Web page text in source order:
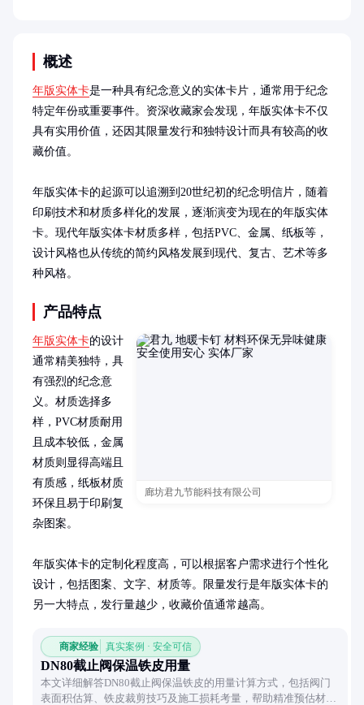
概述
年版实体卡是一种具有纪念意义的实体卡片，通常用于纪念
特定年份或重要事件。资深收藏家会发现，年版实体卡不仅
具有实用价值，还因其限量发行和独特设计而具有较高的收
藏价值。
年版实体卡的起源可以追溯到20世纪初的纪念明信片，随着
印刷技术和材质多样化的发展，逐渐演变为现在的年版实体
卡。现代年版实体卡材质多样，包括PVC、金属、纸板等，
设计风格也从传统的简约风格发展到现代、复古、艺术等多
种风格。
产品特点
廊坊君九节能科技有限公司
年版实体卡的设计
通常精美独特，具
有强烈的纪念意
义。材质选择多
样，PVC材质耐用
且成本较低，金属
材质则显得高端且
有质感，纸板材质
环保且易于印刷复
杂图案。
年版实体卡的定制化程度高，可以根据客户需求进行个性化
设计，包括图案、文字、材质等。限量发行是年版实体卡的
另一大特点，发行量越少，收藏价值通常越高。
商家经验 真实案例 · 安全可信
DN80截止阀保温铁皮用量
本文详细解答DN80截止阀保温铁皮的用量计算方式，包括阀门
表面积估算、铁皮裁剪技巧及施工损耗考量，帮助精准预估材料